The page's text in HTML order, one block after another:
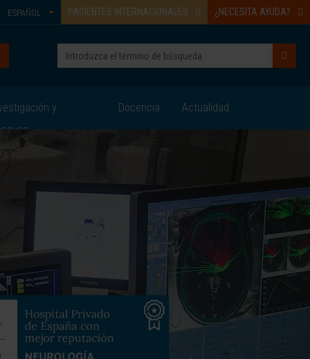
PACIENTES INTERNACIONALES ¿NECESITA AYUDA?
ESPAÑOL
y
Docencia Actualidad